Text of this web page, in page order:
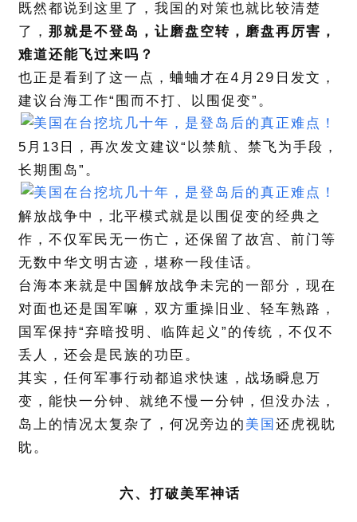
既然都说到这里了，我国的对策也就比较清楚
了， 那就是不登岛，让磨盘空转，磨盘再厉害，
难道还能飞过来吗？
也正是看到了这一点，蛐蛐才在 4 月 29 日发文，
建议台海工作“围而不打、以围促变”。
5月13日，再次发文建议“以禁航、禁飞为手段，
长期围岛”。
解放战争中，北平模式就是以围促变的经典之
作，不仅军民无一伤亡，还保留了故宫、前门等
无数中华文明古迹，堪称一段佳话。
台海本来就是中国解放战争未完的一部分，现在
对面也还是国军嘛，双方重操旧业、轻车熟路，
国军保持“弃暗投明、临阵起义”的传统，不仅不
丢人，还会是民族的功臣。
其实，任何军事行动都追求快速，战场瞬息万
变，能快一分钟、就绝不慢一分钟，但没办法，
岛上的情况太复杂了，何况旁边的 美国 还虎视眈
眈。
六、打破美军神话